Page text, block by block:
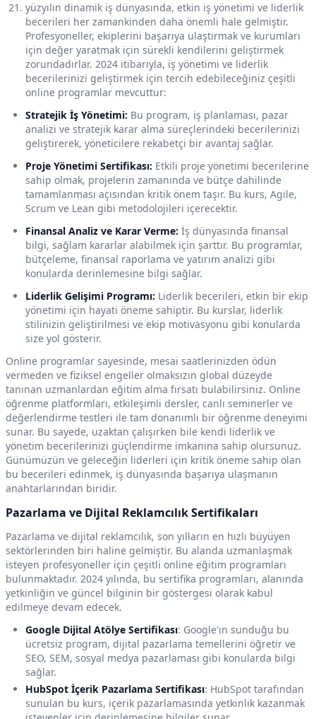
yüzyılın dinamik iş dünyasında, etkin iş yönetimi ve liderlik
becerileri her zamankinden daha önemli hale gelmiştir.
Profesyoneller, ekiplerini başarıya ulaştırmak ve kurumları
için değer yaratmak için sürekli kendilerini geliştirmek
zorundadırlar. 2024 itibarıyla, iş yönetimi ve liderlik
becerilerinizi geliştirmek için tercih edebileceğiniz çeşitli
online programlar mevcuttur:
Stratejik İş Yönetimi: Bu program, iş planlaması, pazar
analizi ve stratejik karar alma süreçlerindeki becerilerinizi
geliştirerek, yöneticilere rekabetçi bir avantaj sağlar.
Proje Yönetimi Sertifikası: Etkili proje yönetimi becerilerine
sahip olmak, projelerin zamanında ve bütçe dahilinde
tamamlanması açısından kritik önem taşır. Bu kurs, Agile,
Scrum ve Lean gibi metodolojileri içerecektir.
Finansal Analiz ve Karar Verme: İş dünyasında finansal
bilgi, sağlam kararlar alabilmek için şarttır. Bu programlar,
bütçeleme, finansal raporlama ve yatırım analizi gibi
konularda derinlemesine bilgi sağlar.
Liderlik Gelişimi Programı: Liderlik becerileri, etkin bir ekip
yönetimi için hayati öneme sahiptir. Bu kurslar, liderlik
stilinizin geliştirilmesi ve ekip motivasyonu gibi konularda
size yol gösterir.
Online programlar sayesinde, mesai saatlerinizden ödün
vermeden ve fiziksel engeller olmaksızın global düzeyde
tanınan uzmanlardan eğitim alma fırsatı bulabilirsiniz. Online
öğrenme platformları, etkileşimli dersler, canlı seminerler ve
değerlendirme testleri ile tam donanımlı bir öğrenme deneyimi
sunar. Bu sayede, uzaktan çalışırken bile kendi liderlik ve
yönetim becerilerinizi güçlendirme imkanına sahip olursunuz.
Günümüzün ve geleceğin liderleri için kritik öneme sahip olan
bu becerileri edinmek, iş dünyasında başarıya ulaşmanın
anahtarlarından biridir.
Pazarlama ve Dijital Reklamcılık Sertifikaları
Pazarlama ve dijital reklamcılık, son yılların en hızlı büyüyen
sektörlerinden biri haline gelmiştir. Bu alanda uzmanlaşmak
isteyen profesyoneller için çeşitli online eğitim programları
bulunmaktadır. 2024 yılında, bu sertifika programları, alanında
yetkinliğin ve güncel bilginin bir göstergesi olarak kabul
edilmeye devam edecek.
Google Dijital Atölye Sertifikası: Google'ın sunduğu bu
ücretsiz program, dijital pazarlama temellerini öğretir ve
SEO, SEM, sosyal medya pazarlaması gibi konularda bilgi
sağlar.
HubSpot İçerik Pazarlama Sertifikası: HubSpot tarafından
sunulan bu kurs, içerik pazarlamasında yetkinlik kazanmak